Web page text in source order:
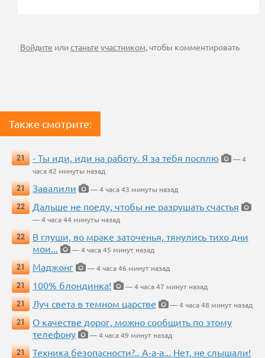
Войдите илистаньте участником, чтобы комментировать
Также смотрите:
21 - Ты иди, иди на работу. Я за тебя посплю
— 4
часа 42 минуты назад
21
Завалили
— 4 часа 43 минуты назад
22
Дальше не поеду, чтобы не разрушать счастья
— 4 часа 44 минуты назад
22
В глуши, во мраке заточенья, тянулись тихо дни
мои...
— 4 часа 45 минут назад
21
Маджонг
— 4 часа 46 минут назад
21
100% блондинка!
— 4 часа 47 минут назад
21
Луч света в темном царстве
— 4 часа 48 минут назад
21
О качестве дорог, можно сообщить по этому
телефону
— 4 часа 49 минут назад
21
Техника безопасности?.. А-а-а... Нет, не слышали!